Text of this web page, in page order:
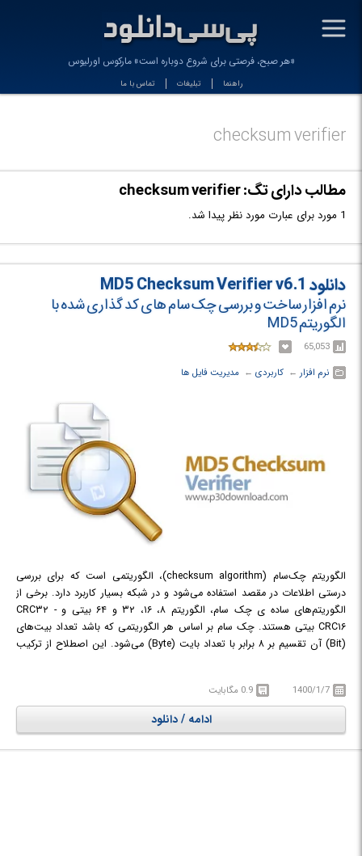
-
«هر صبح، فرصتی برای شروع دوباره است» مارکوس اورلیوس
راهنما تبلیغات تماس با ما
checksum verifier
مطالب دارای تگ: checksum verifier
1 مورد برای عبارت مورد نظر پیدا شد.
دانلود MD5 Checksum Verifier v6.1
نرم افزار ساخت و بررسی چک سام های کد گذاری شده با
الگوریتم MD5
65,053
نرم افزار ← ‏ کاربردی ← ‏ مدیریت فایل ها
الگوریتم چک‌سام (checksum algorithm)، الگوریتمی است که برای بررسی
درستی اطلاعات در مقصد استفاده می‌شود و در شبکه بسیار کاربرد دارد. برخی از
الگوریتم‌های ساده ی چک سام، الگوریتم ۸، ۱۶، ۳۲ و ۶۴ بیتی و CRC۳۲ -
CRC۱۶ بیتی هستند. چک سام بر اساس هر الگوریتمی که باشد تعداد بیت‌های
(Bit) آن تقسیم بر ۸ برابر با تعداد بایت (Byte) می‌شود. این اصطلاح از ترکیب
دیده باشید. هر فایل نسبت به محتویاتش می‌تواند یک Checksum داشته باشد
که این Checksum ها در اکثر موارد با الگوریتم MD5 کد گذاری می‌شوند اما
نیازی نیست که حتمآ این طور باشد.
1400/1/7 0.9 مگابایت
ادامه / دانلود